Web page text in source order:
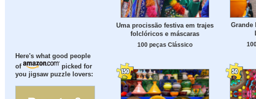
Here's what good people
of
picked for
you jigsaw puzzle lovers:
Uma procissão festiva em trajes
folclóricos e máscaras
100 peças Clássico
Grande